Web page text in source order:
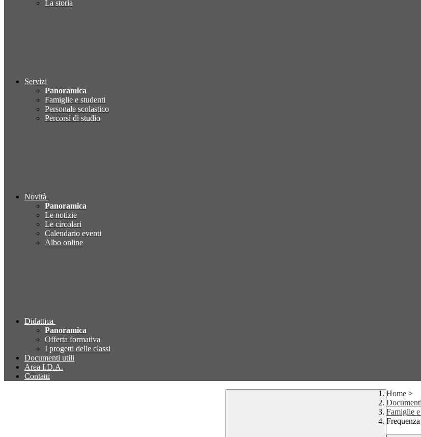
La storia
Servizi
Panoramica
Famiglie e studenti
Personale scolastico
Percorsi di studio
Novità
Panoramica
Le notizie
Le circolari
Calendario eventi
Albo online
Didattica
Panoramica
Offerta formativa
I progetti delle classi
Documenti utili
Area I.D.A.
Contatti
Home >
Famiglie